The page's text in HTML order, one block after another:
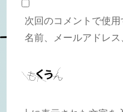
次回のコメントで使
名前、メールアドレス